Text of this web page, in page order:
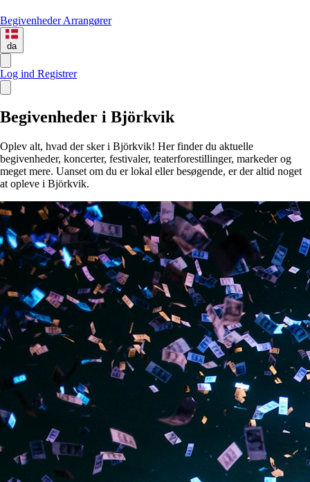
BegivenhederArrangører
da
Log ind Registrer
Begivenheder i Björkvik
Oplev alt, hvad der sker i Björkvik! Her finder du aktuelle
begivenheder, koncerter, festivaler, teaterforestillinger, markeder og
meget mere. Uanset om du er lokal eller besøgende, er der altid noget
at opleve i Björkvik.